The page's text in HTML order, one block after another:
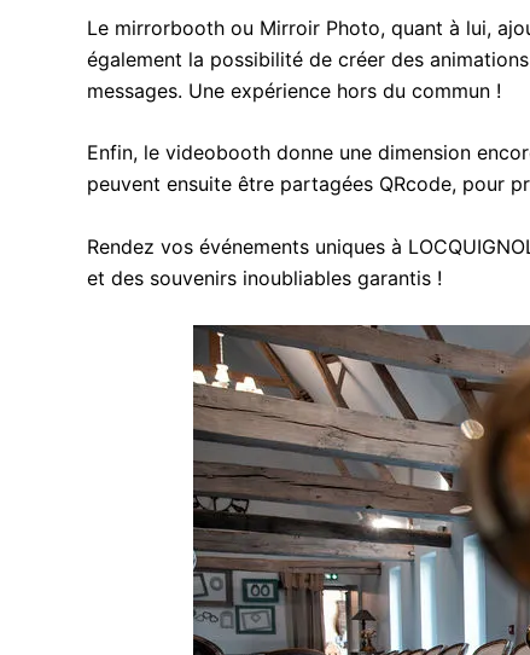
Le mirrorbooth ou Mirroir Photo, quant à lui,
également la possibilité de créer des
messages. Une expérience hors du commun !
Enfin, le videobooth donne une dimension
peuvent ensuite être partagées QRcode, pour
Rendez vos événements uniques à
et des souvenirs inoubliables garantis !